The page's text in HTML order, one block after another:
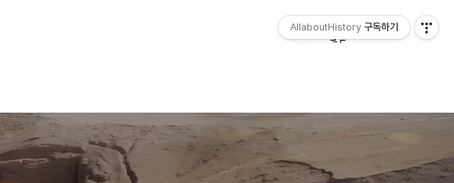
AllaboutHistory 구독하기